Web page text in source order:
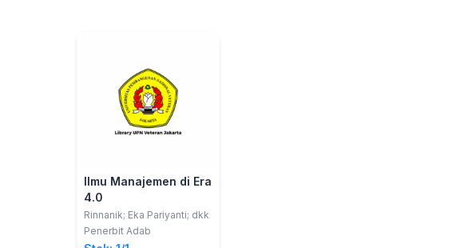
Ilmu Manajemen di Era
4.0
Rinnanik; Eka Pariyanti; dkk
Penerbit Adab